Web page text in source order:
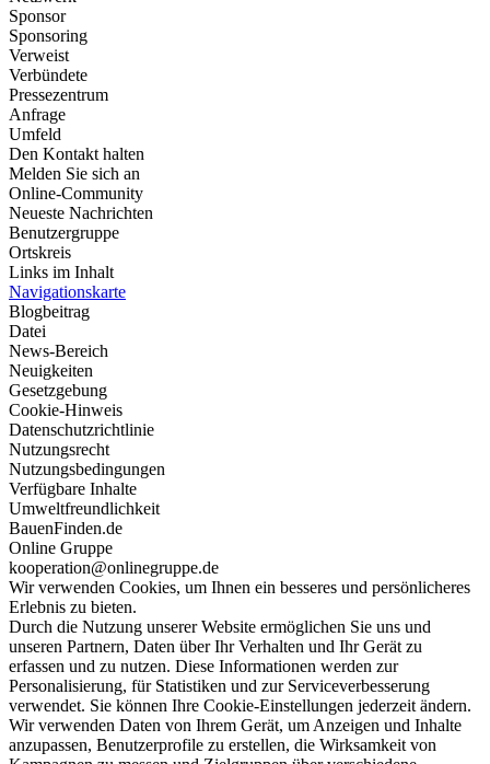
Sponsor
Sponsoring
Verweist
Verbündete
Pressezentrum
Anfrage
Umfeld
Den Kontakt halten
Melden Sie sich an
Online-Community
Neueste Nachrichten
Benutzergruppe
Ortskreis
Links im Inhalt
Navigationskarte
Blogbeitrag
Datei
News-Bereich
Neuigkeiten
Gesetzgebung
Cookie-Hinweis
Datenschutzrichtlinie
Nutzungsrecht
Nutzungsbedingungen
Verfügbare Inhalte
Umweltfreundlichkeit
BauenFinden.de
Online Gruppe
kooperation@onlinegruppe.de
Wir verwenden Cookies, um Ihnen ein besseres und persönlicheres
Erlebnis zu bieten.
Durch die Nutzung unserer Website ermöglichen Sie uns und
unseren Partnern, Daten über Ihr Verhalten und Ihr Gerät zu
erfassen und zu nutzen. Diese Informationen werden zur
Personalisierung, für Statistiken und zur Serviceverbesserung
verwendet. Sie können Ihre Cookie-Einstellungen jederzeit ändern.
Wir verwenden Daten von Ihrem Gerät, um Anzeigen und Inhalte
anzupassen, Benutzerprofile zu erstellen, die Wirksamkeit von